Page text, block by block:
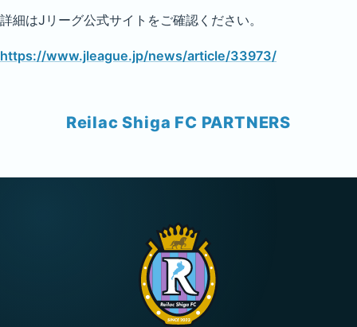
詳細はJリーグ公式サイトをご確認ください。
https://www.jleague.jp/news/article/33973/
Reilac Shiga FC PARTNERS